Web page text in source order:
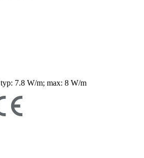
typ: 7.8 W/m; max: 8 W/m